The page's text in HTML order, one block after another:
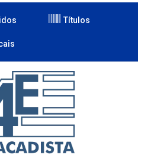
Títulos